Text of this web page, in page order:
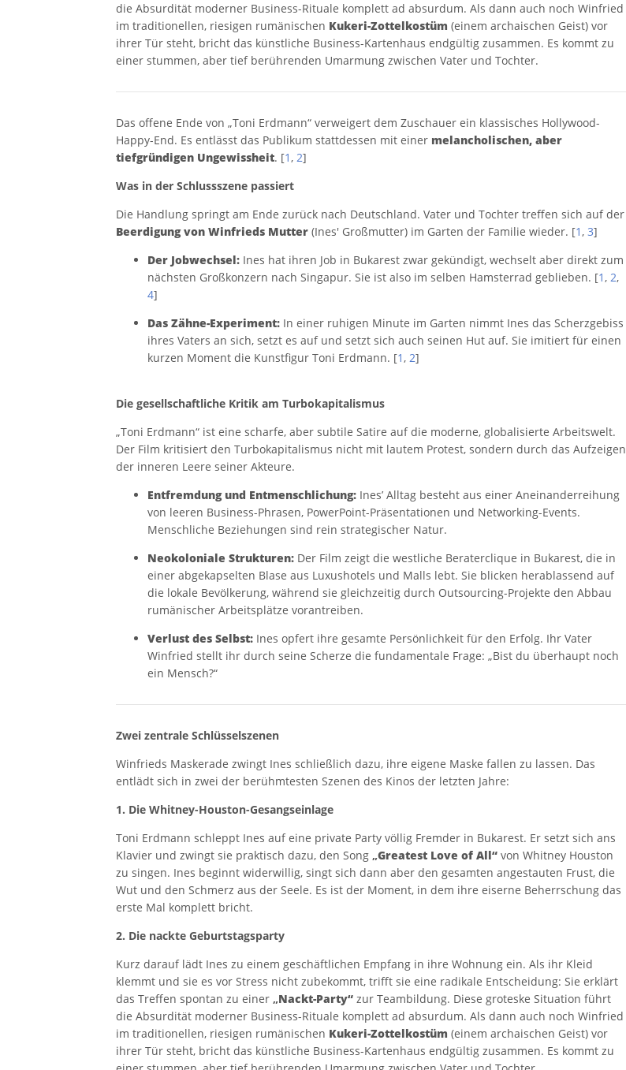
die Absurdität moderner Business-Rituale komplett ad absurdum. Als dann auch noch Winfried
im traditionellen, riesigen rumänischen Kukeri-Zottelkostüm (einem archaischen Geist) vor
ihrer Tür steht, bricht das künstliche Business-Kartenhaus endgültig zusammen. Es kommt zu
einer stummen, aber tief berührenden Umarmung zwischen Vater und Tochter.
Das offene Ende von „Toni Erdmann“ verweigert dem Zuschauer ein klassisches Hollywood-
Happy-End. Es entlässt das Publikum stattdessen mit einer melancholischen, aber
tiefgründigen Ungewissheit. [1, 2]
Was in der Schlussszene passiert
Die Handlung springt am Ende zurück nach Deutschland. Vater und Tochter treffen sich auf der
Beerdigung von Winfrieds Mutter (Ines' Großmutter) im Garten der Familie wieder. [1, 3]
Der Jobwechsel: Ines hat ihren Job in Bukarest zwar gekündigt, wechselt aber direkt zum
nächsten Großkonzern nach Singapur. Sie ist also im selben Hamsterrad geblieben. [1, 2,
4]
Das Zähne-Experiment: In einer ruhigen Minute im Garten nimmt Ines das Scherzgebiss
ihres Vaters an sich, setzt es auf und setzt sich auch seinen Hut auf. Sie imitiert für einen
kurzen Moment die Kunstfigur Toni Erdmann. [1, 2]
Die gesellschaftliche Kritik am Turbokapitalismus
„Toni Erdmann“ ist eine scharfe, aber subtile Satire auf die moderne, globalisierte Arbeitswelt.
Der Film kritisiert den Turbokapitalismus nicht mit lautem Protest, sondern durch das Aufzeigen
der inneren Leere seiner Akteure.
Entfremdung und Entmenschlichung: Ines’ Alltag besteht aus einer Aneinanderreihung
von leeren Business-Phrasen, PowerPoint-Präsentationen und Networking-Events.
Menschliche Beziehungen sind rein strategischer Natur.
Neokoloniale Strukturen: Der Film zeigt die westliche Beraterclique in Bukarest, die in
einer abgekapselten Blase aus Luxushotels und Malls lebt. Sie blicken herablassend auf
die lokale Bevölkerung, während sie gleichzeitig durch Outsourcing-Projekte den Abbau
rumänischer Arbeitsplätze vorantreiben.
Verlust des Selbst: Ines opfert ihre gesamte Persönlichkeit für den Erfolg. Ihr Vater
Winfried stellt ihr durch seine Scherze die fundamentale Frage: „Bist du überhaupt noch
ein Mensch?“
Zwei zentrale Schlüsselszenen
Winfrieds Maskerade zwingt Ines schließlich dazu, ihre eigene Maske fallen zu lassen. Das
entlädt sich in zwei der berühmtesten Szenen des Kinos der letzten Jahre:
1. Die Whitney-Houston-Gesangseinlage
Toni Erdmann schleppt Ines auf eine private Party völlig Fremder in Bukarest. Er setzt sich ans
Klavier und zwingt sie praktisch dazu, den Song „Greatest Love of All“ von Whitney Houston
zu singen. Ines beginnt widerwillig, singt sich dann aber den gesamten angestauten Frust, die
Wut und den Schmerz aus der Seele. Es ist der Moment, in dem ihre eiserne Beherrschung das
erste Mal komplett bricht.
2. Die nackte Geburtstagsparty
Kurz darauf lädt Ines zu einem geschäftlichen Empfang in ihre Wohnung ein. Als ihr Kleid
klemmt und sie es vor Stress nicht zubekommt, trifft sie eine radikale Entscheidung: Sie erklärt
das Treffen spontan zu einer „Nackt-Party“ zur Teambildung. Diese groteske Situation führt
die Absurdität moderner Business-Rituale komplett ad absurdum. Als dann auch noch Winfried
im traditionellen, riesigen rumänischen Kukeri-Zottelkostüm (einem archaischen Geist) vor
ihrer Tür steht, bricht das künstliche Business-Kartenhaus endgültig zusammen. Es kommt zu